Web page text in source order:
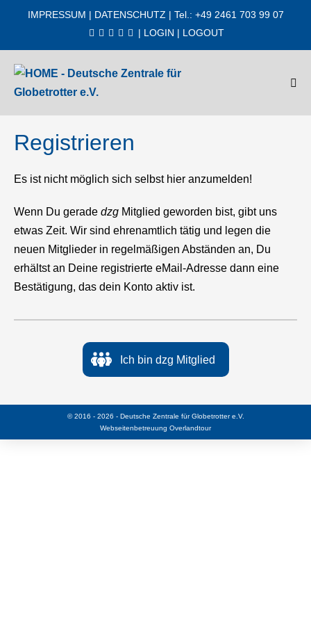
IMPRESSUM | DATENSCHUTZ | Tel.: +49 2461 703 99 07
| LOGIN | LOGOUT
Registrieren
Es ist nicht möglich sich selbst hier anzumelden!
Wenn Du gerade dzg Mitglied geworden bist, gibt uns
etwas Zeit. Wir sind ehrenamtlich tätig und legen die
neuen Mitglieder in regelmäßigen Abständen an, Du
erhältst an Deine registrierte eMail-Adresse dann eine
Bestätigung, das dein Konto aktiv ist.
Ich bin dzg Mitglied
© 2016 - 2026 - Deutsche Zentrale für Globetrotter e.V.
Webseitenbetreuung Overlandtour